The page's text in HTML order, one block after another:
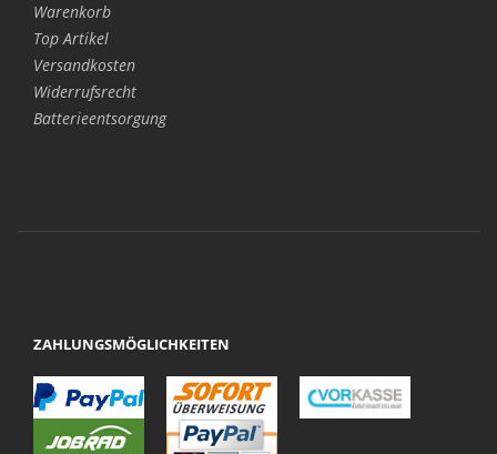
Warenkorb
Top Artikel
Versandkosten
Widerrufsrecht
Batterieentsorgung
ZAHLUNGSMÖGLICHKEITEN